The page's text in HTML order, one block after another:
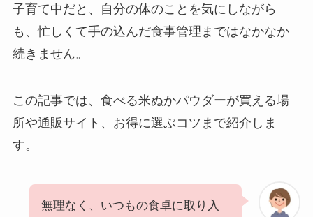
子育て中だと、自分の体のことを気にしながら
も、忙しくて手の込んだ食事管理まではなかなか
続きません。
この記事では、食べる米ぬかパウダーが買える場
所や通販サイト、お得に選ぶコツまで紹介しま
す。
無理なく、いつもの食卓に取り入